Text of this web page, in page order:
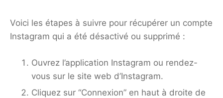
Voici les étapes à suivre pour récupérer un compte
Instagram qui a été désactivé ou supprimé :
Ouvrez l’application Instagram ou rendez-
vous sur le site web d’Instagram.
Cliquez sur “Connexion” en haut à droite de